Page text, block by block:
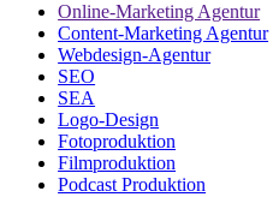
Online-Marketing Agentur
Content-Marketing Agentur
Webdesign-Agentur
SEO
SEA
Logo-Design
Fotoproduktion
Filmproduktion
Podcast Produktion